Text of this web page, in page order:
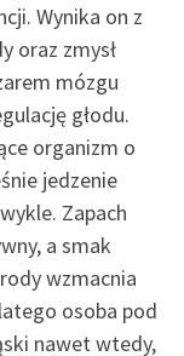
Wynika on z
oraz zmysł
mózgu
głodu.
organizm o
jedzenie
Zapach
a smak
wzmacnia
osoba pod
nawet wtedy,